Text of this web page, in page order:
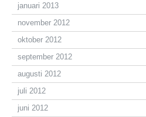
januari 2013
november 2012
oktober 2012
september 2012
augusti 2012
juli 2012
juni 2012